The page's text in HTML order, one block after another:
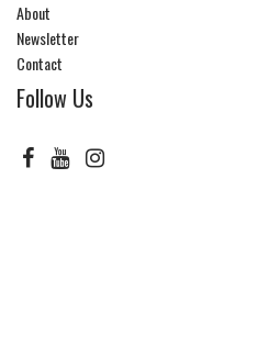
About
Newsletter
Contact
Follow Us